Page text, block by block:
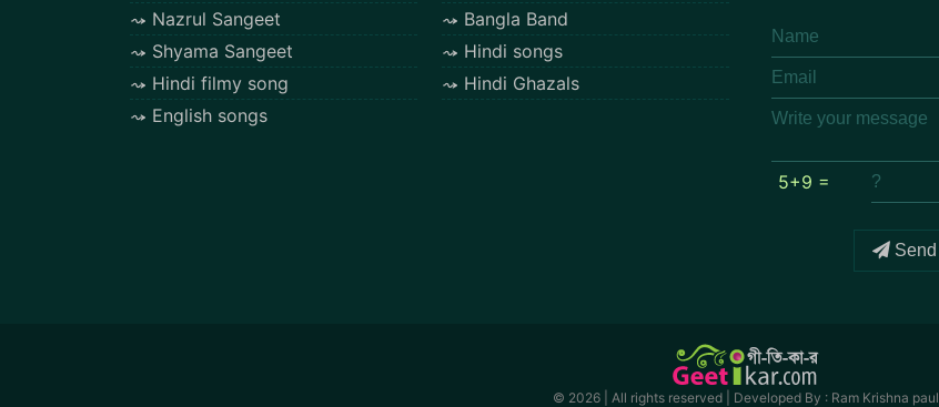
Nazrul Sangeet
Bangla Band
Shyama Sangeet
Hindi songs
Hindi filmy song
Hindi Ghazals
English songs
5+9 =
Send
© 2026 | All rights reserved | Developed By : Ram Krishna paul